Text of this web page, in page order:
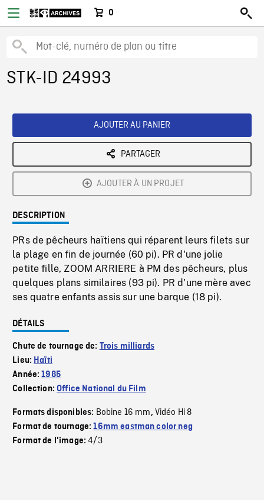
0
STK-ID 24993
AJOUTER AU PANIER
PARTAGER
AJOUTER À UN PROJET
DESCRIPTION
PRs de pêcheurs haïtiens qui réparent leurs filets sur
la plage en fin de journée (60 pi). PR d'une jolie
petite fille, ZOOM ARRIERE à PM des pêcheurs, plus
quelques plans similaires (93 pi). PR d'une mère avec
ses quatre enfants assis sur une barque (18 pi).
DÉTAILS
Chute de tournage de: Trois milliards
Lieu: Haïti
Année:1985
Collection:Office National du Film
Formats disponibles: Bobine 16 mm, Vidéo Hi 8
Format de tournage:16mm eastman color neg
Format de l'image:4/3